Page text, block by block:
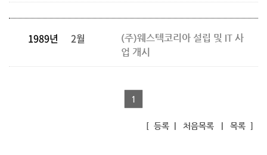
1989년 2월
(주)웨스텍코리아 설립 및 IT 사
업 개시
1
[ 등록| 처음목록| 목록]